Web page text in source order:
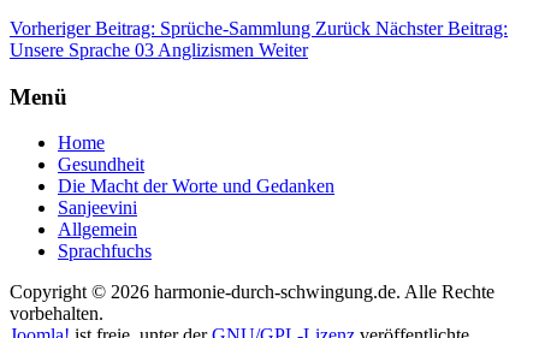
Vorheriger Beitrag: Sprüche-Sammlung Zurück Nächster Beitrag:
Unsere Sprache 03 Anglizismen Weiter
Menü
Home
Gesundheit
Die Macht der Worte und Gedanken
Sanjeevini
Allgemein
Sprachfuchs
Copyright © 2026 harmonie-durch-schwingung.de. Alle Rechte
vorbehalten.